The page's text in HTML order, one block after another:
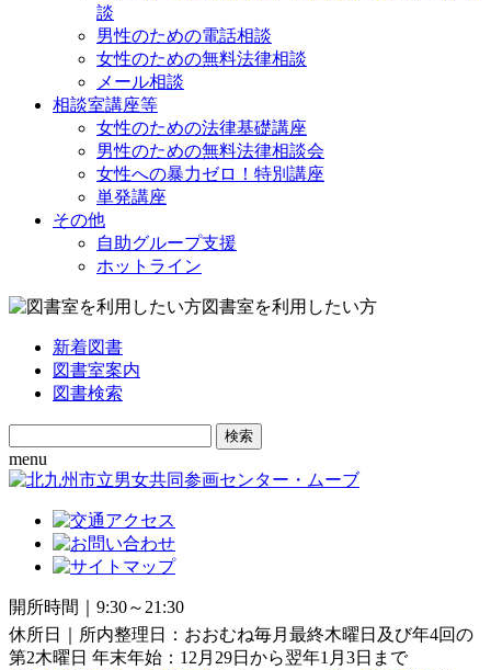
談
男性のための電話相談
女性のための無料法律相談
メール相談
相談室講座等
女性のための法律基礎講座
男性のための無料法律相談会
女性への暴力ゼロ！特別講座
単発講座
その他
自助グループ支援
ホットライン
図書室を利用したい方
新着図書
図書室案内
図書検索
Search
for:
menu
開所時間｜9:30～21:30
休所日｜所内整理日：おおむね毎月最終木曜日及び年4回の
第2木曜日 年末年始：12月29日から翌年1月3日まで